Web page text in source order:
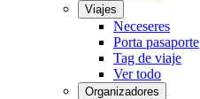
Viajes
Neceseres
Porta pasaporte
Tag de viaje
Ver todo
Organizadores